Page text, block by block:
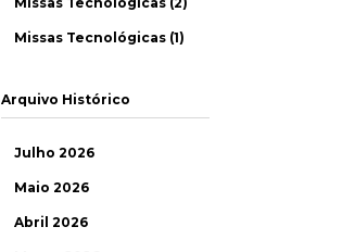
Missas Tecnológicas (1)
Arquivo Histórico
Julho 2026
Maio 2026
Abril 2026